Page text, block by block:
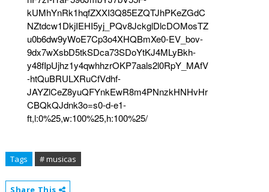
Tags # musicas
Share This